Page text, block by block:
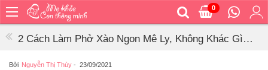
0
chủ
ăn
2 Cách Làm Phở Xào Ngon Mê Ly, Không Khác Gì
Bởi Nguyễn Thị Thùy - 23/09/2021